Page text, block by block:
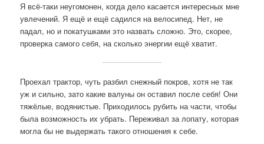
Я всё-таки неугомонен, когда дело касается интересных мне
увлечений. Я ещё и ещё садился на велосипед. Нет, не
падал, но и покатушками это назвать сложно. Это, скорее,
проверка самого себя, на сколько энергии ещё хватит.
Проехал трактор, чуть разбил снежный покров, хотя не так
уж и сильно, зато какие валуны он оставил после себя! Они
тяжёлые, водянистые. Приходилось рубить на части, чтобы
была возможность их убрать. Переживал за лопату, которая
могла бы не выдержать такого отношения к себе.